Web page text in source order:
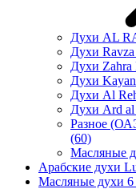
Духи AL
Духи
Духи
Духи
Духи Al
Духи Ard
Разное
(60)
Масляные
Арабские духи
Масляные духи